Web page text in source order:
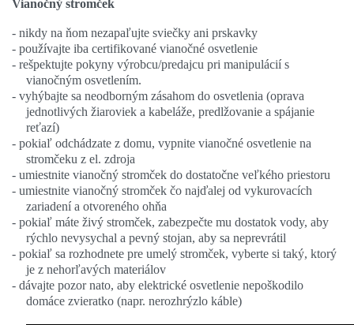
Vianočný stromček
- nikdy na ňom nezapaľujte sviečky ani prskavky
- používajte iba certifikované vianočné osvetlenie
- rešpektujte pokyny výrobcu/predajcu pri manipulácií s
vianočným osvetlením.
- vyhýbajte sa neodborným zásahom do osvetlenia (oprava
jednotlivých žiaroviek a kabeláže, predlžovanie a spájanie
reťazí)
- pokiaľ odchádzate z domu, vypnite vianočné osvetlenie na
stromčeku z el. zdroja
- umiestnite vianočný stromček do dostatočne veľkého priestoru
- umiestnite vianočný stromček čo najďalej od vykurovacích
zariadení a otvoreného ohňa
- pokiaľ máte živý stromček, zabezpečte mu dostatok vody, aby
rýchlo nevysychal a pevný stojan, aby sa neprevrátil
- pokiaľ sa rozhodnete pre umelý stromček, vyberte si taký, ktorý
je z nehorľavých materiálov
- dávajte pozor nato, aby elektrické osvetlenie nepoškodilo
domáce zvieratko (napr. nerozhrýzlo káble)